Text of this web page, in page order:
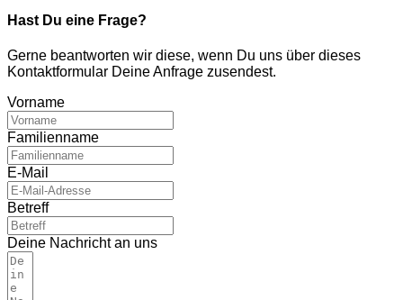
Hast Du eine Frage?
Gerne beantworten wir diese, wenn Du uns über dieses
Kontaktformular Deine Anfrage zusendest.
Vorname
Familienname
E-Mail
Betreff
Deine Nachricht an uns